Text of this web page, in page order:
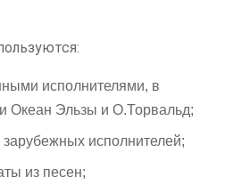
исполнителями, в
Океан Эльзы и О.Торвальд;
исполнителей;
из песен;